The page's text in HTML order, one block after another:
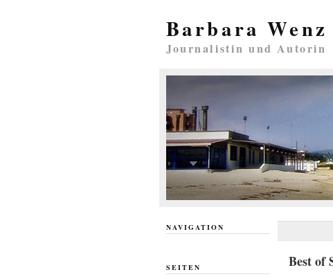
Barbara Wenz
Journalistin und Autorin
Best of
NAVIGATION
SEITEN